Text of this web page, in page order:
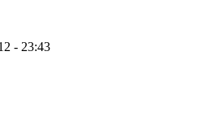
- 23:43